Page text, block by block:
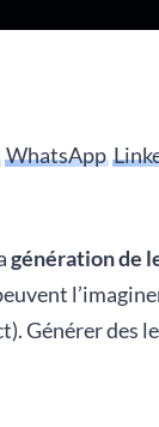
WhatsApp
génération de
Générer des